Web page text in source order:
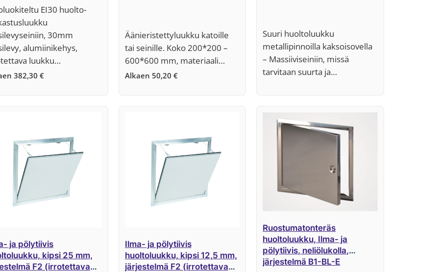
1 KPL
mm LUUKKU
EI30 huolto-
30mm
alumiinikehys,
luukku…
382,30 €
Äänieristettyluukku katoille
tai seinille. Koko 200*200 –
600*600 mm, materiaali…
Alkaen 50,20 €
Suuri huoltoluukku
metallipinnoilla kaksoisovella
– Massiiviseiniin, missä
tarvitaan suurta ja…
ja pölytiivis
kipsi 25 mm,
F2 (irrotettava
Ilma- ja pölytiivis
huoltoluukku, kipsi 12,5 mm,
järjestelmä F2 (irrotettava
Ruostumatonteräs
huoltoluukku, Ilma- ja
pölytiivis, neliölukolla,
järjestelmä B1-BL-E